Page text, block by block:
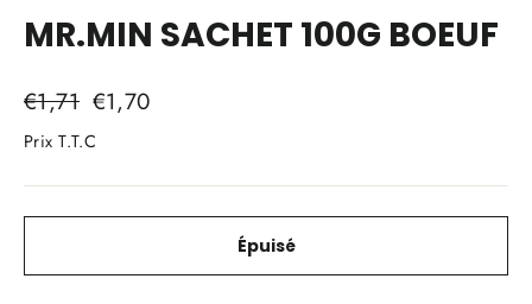
MR.MIN SACHET 100G BOEUF
Prix
régulier
€1,71 Prix
réduit
€1,70
Prix T.T.C
Épuisé